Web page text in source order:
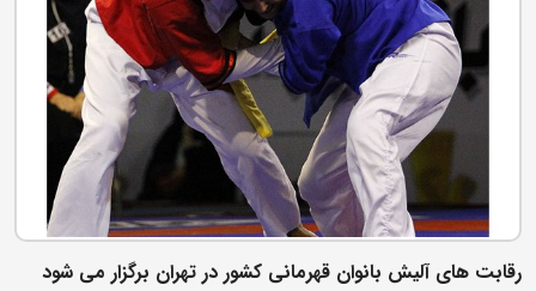
رقابت های آلیش بانوان قهرمانی کشور در تهران برگزار می شود